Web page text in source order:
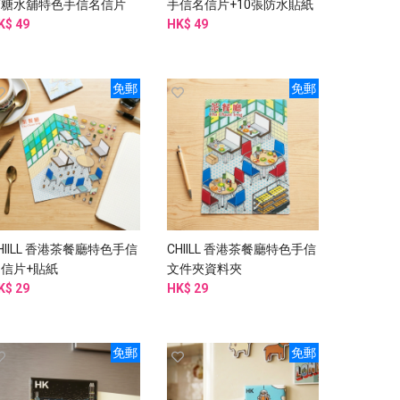
糖水舖特色手信名信片
張防水貼紙
49
手信名信片+10張防水貼紙
HK$ 49
免郵
香港茶餐廳特色手信
片+貼紙
29
免郵
CHIILL 香港茶餐廳特色手信
文件夾資料夾
HK$ 29
免郵 免郵